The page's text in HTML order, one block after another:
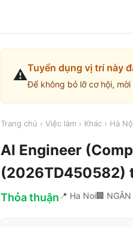
⚠️Tuyển dụng vị trí này
Để không bỏ lỡ cơ hội,
Trang chủ › Việc làm › Khác › Hà
AI Engineer
(2026TD450582)
Thỏa thuận 📍 Ha Noi🏢